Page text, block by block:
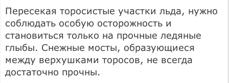
Пересекая торосистые участки льда, нужно
соблюдать особую осторожность и
становиться только на прочные ледяные
глыбы. Снежные мосты, образующиеся
между верхушками торосов, не всегда
достаточно прочны.